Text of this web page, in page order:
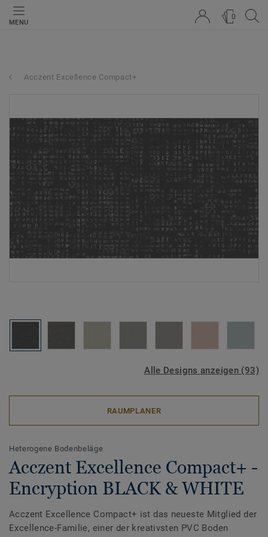
MENU
0
Acczent Excellence Compact+
Alle Designs anzeigen (93)
RAUMPLANER
Heterogene Bodenbeläge
Acczent Excellence Compact+ -
Encryption BLACK & WHITE
Acczent Excellence Compact+ ist das neueste Mitglied der
Excellence-Familie, einer der kreativsten PVC Boden